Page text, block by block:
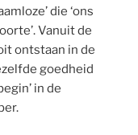
die ‘ons
Vanuit de
ontstaan in de
goedheid
in de